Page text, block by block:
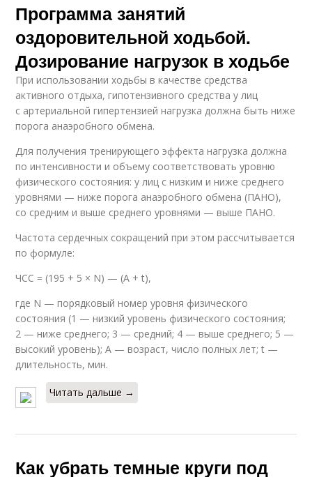
Программа занятий
оздоровительной ходьбой.
Дозирование нагрузок в ходьбе
При использовании ходьбы в качестве средства
активного отдыха, гипотензивного средства у лиц
с артериальной гипертензией нагрузка должна быть ниже
порога анаэробного обмена.
Для получения тренирующего эффекта нагрузка должна
по интенсивности и объему соответствовать уровню
физического состояния: у лиц с низким и ниже среднего
уровнями — ниже порога анаэробного обмена (ПАНО),
со средним и выше среднего уровнями — выше ПАНО.
Частота сердечных сокращений при этом рассчитывается
по формуле:
ЧСС = (195 + 5 × N) — (A + t),
где N — порядковый номер уровня физического
состояния (1 — низкий уровень физического состояния;
2 — ниже среднего; 3 — средний; 4 — выше среднего; 5 —
высокий уровень); A — возраст, число полных лет; t —
длительность, мин.
Читать дальше →
Как убрать темные круги под